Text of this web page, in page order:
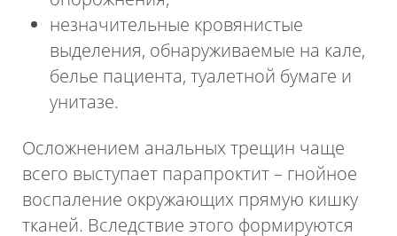
незначительные кровянистые
выделения, обнаруживаемые на кале,
белье пациента, туалетной бумаге и
унитазе.
Осложнением анальных трещин чаще
всего выступает парапроктит – гнойное
воспаление окружающих прямую кишку
тканей. Вследствие этого формируются